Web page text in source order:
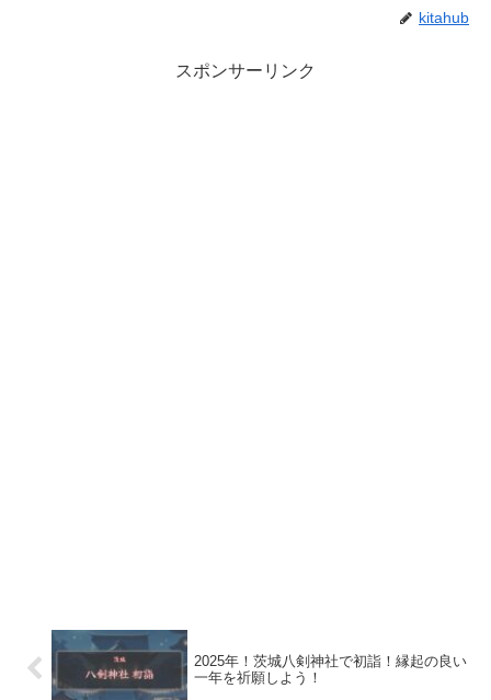
kitahub
スポンサーリンク
2025年！茨城八剣神社で初詣！縁起の良い
一年を祈願しよう！